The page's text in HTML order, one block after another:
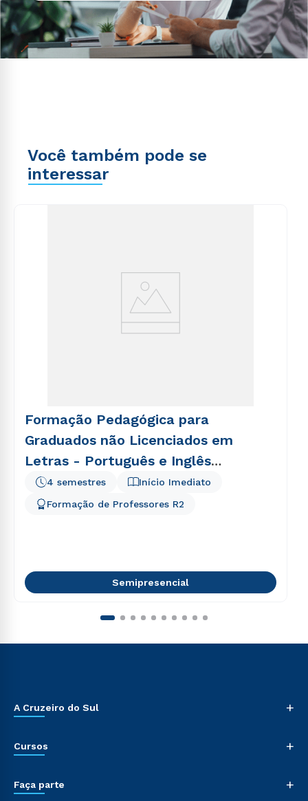
Você também pode se
interessar
Formação Pedagógica para
Graduados não Licenciados em
Letras - Português e Inglês
(Semipresencial)Início Imediato
4 semestres
Formação de Professores R2
Semipresencial
A Cruzeiro do Sul +
Cursos +
Faça parte +